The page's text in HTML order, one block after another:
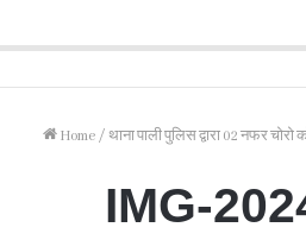
Home / थाना पाली पुलिस द्वारा 02 नफर चोरो
IMG-